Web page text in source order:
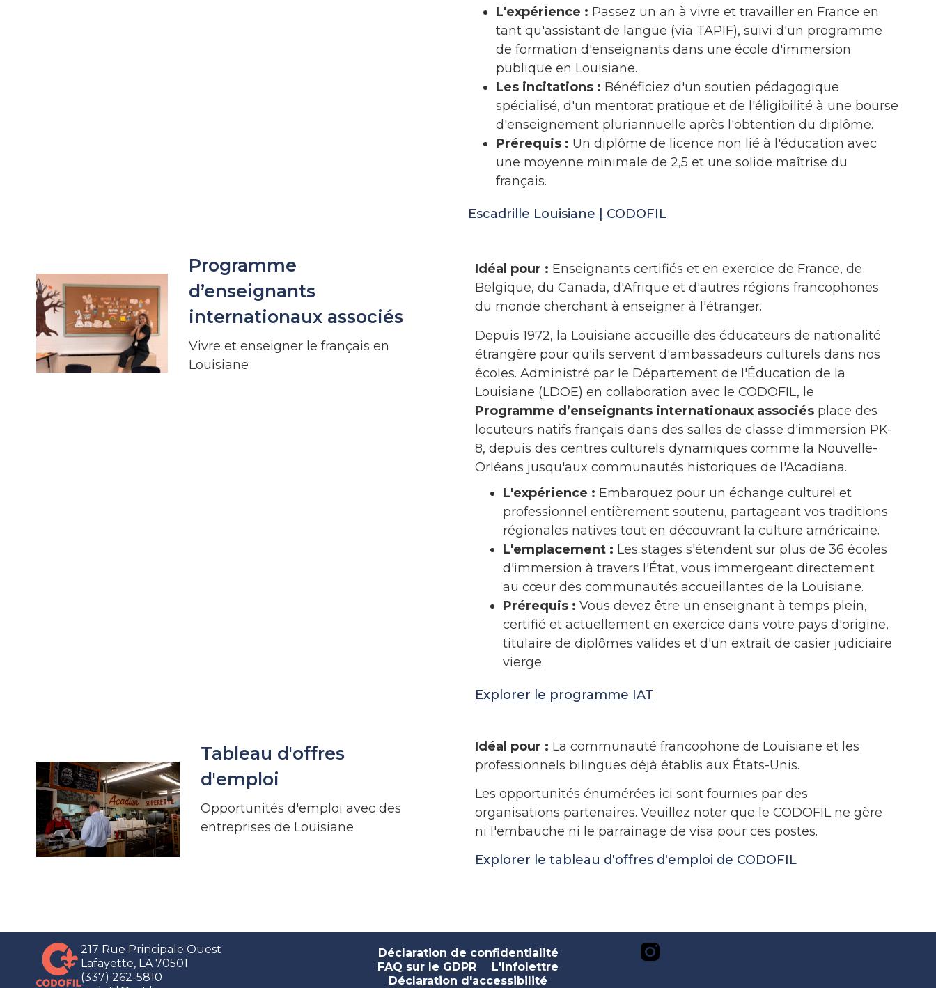
L'expérience : Passez un an à vivre et travailler en France en
tant qu'assistant de langue (via TAPIF), suivi d'un programme
de formation d'enseignants dans une école d'immersion
publique en Louisiane.
Les incitations : Bénéficiez d'un soutien pédagogique
spécialisé, d'un mentorat pratique et de l'éligibilité à une bourse
d'enseignement pluriannuelle après l'obtention du diplôme.
Prérequis : Un diplôme de licence non lié à l'éducation avec
une moyenne minimale de 2,5 et une solide maîtrise du
français.
Escadrille Louisiane | CODOFIL
Programme
d’enseignants
internationaux associés
Vivre et enseigner le français en
Louisiane
Idéal pour : Enseignants certifiés et en exercice de France, de
Belgique, du Canada, d'Afrique et d'autres régions francophones
du monde cherchant à enseigner à l'étranger.
Depuis 1972, la Louisiane accueille des éducateurs de nationalité
étrangère pour qu'ils servent d'ambassadeurs culturels dans nos
écoles. Administré par le Département de l'Éducation de la
Louisiane (LDOE) en collaboration avec le CODOFIL, le
Programme d’enseignants internationaux associés place des
locuteurs natifs français dans des salles de classe d'immersion PK-
8, depuis des centres culturels dynamiques comme la Nouvelle-
Orléans jusqu'aux communautés historiques de l'Acadiana.
L'expérience : Embarquez pour un échange culturel et
professionnel entièrement soutenu, partageant vos traditions
régionales natives tout en découvrant la culture américaine.
L'emplacement : Les stages s'étendent sur plus de 36 écoles
d'immersion à travers l'État, vous immergeant directement
au cœur des communautés accueillantes de la Louisiane.
Prérequis : Vous devez être un enseignant à temps plein,
certifié et actuellement en exercice dans votre pays d'origine,
titulaire de diplômes valides et d'un extrait de casier judiciaire
vierge.
Explorer le programme IAT
Tableau d'offres
d'emploi
Opportunités d'emploi avec des
entreprises de Louisiane
Idéal pour : La communauté francophone de Louisiane et les
professionnels bilingues déjà établis aux États-Unis.
Les opportunités énumérées ici sont fournies par des
organisations partenaires. Veuillez noter que le CODOFIL ne gère
ni l'embauche ni le parrainage de visa pour ces postes.
Explorer le tableau d'offres d'emploi de CODOFIL
217 Rue Principale Ouest
Lafayette, LA 70501
(337) 262-5810
Déclaration de confidentialité
FAQ sur le GDPR
L'Infolettre
Déclaration d'accessibilité